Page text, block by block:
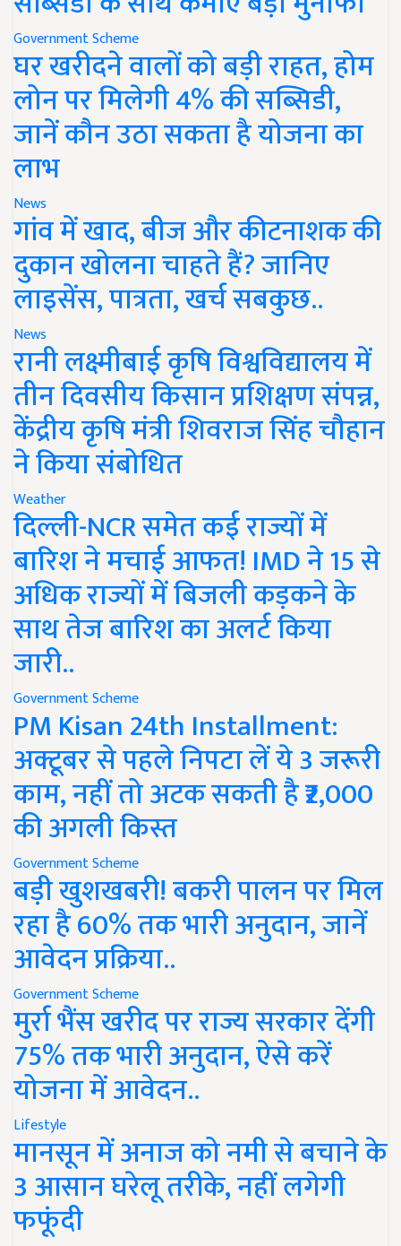
Government Scheme
घर खरीदने वालों को बड़ी राहत, होम
लोन पर मिलेगी 4% की सब्सिडी,
जानें कौन उठा सकता है योजना का
लाभ
News
गांव में खाद, बीज और कीटनाशक की
दुकान खोलना चाहते हैं? जानिए
लाइसेंस, पात्रता, खर्च सबकुछ..
News
रानी लक्ष्मीबाई कृषि विश्वविद्यालय में
तीन दिवसीय किसान प्रशिक्षण संपन्न,
केंद्रीय कृषि मंत्री शिवराज सिंह चौहान
ने किया संबोधित
Weather
दिल्ली-NCR समेत कई राज्यों में
बारिश ने मचाई आफत! IMD ने 15 से
अधिक राज्यों में बिजली कड़कने के
साथ तेज बारिश का अलर्ट किया
जारी..
Government Scheme
PM Kisan 24th Installment:
अक्टूबर से पहले निपटा लें ये 3 जरूरी
काम, नहीं तो अटक सकती है ₹2,000
की अगली किस्त
Government Scheme
बड़ी खुशखबरी! बकरी पालन पर मिल
रहा है 60% तक भारी अनुदान, जानें
आवेदन प्रक्रिया..
Government Scheme
मुर्रा भैंस खरीद पर राज्य सरकार देंगी
75% तक भारी अनुदान, ऐसे करें
योजना में आवेदन..
Lifestyle
मानसून में अनाज को नमी से बचाने के
3 आसान घरेलू तरीके, नहीं लगेगी
फफूंदी